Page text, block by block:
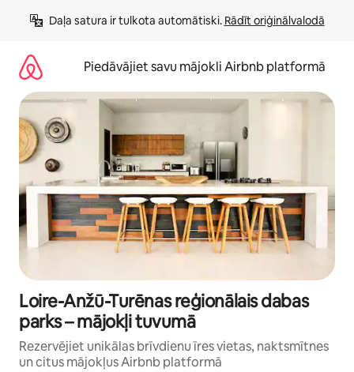
saturu
Daļa satura ir tulkota automātiski. Rādīt oriģinālvalodā
Piedāvājiet savu mājokli Airbnb platformā
Loire-Anžū-Turēnas reģionālais dabas
parks – mājokļi tuvumā
Rezervējiet unikālas brīvdienu īres vietas, naktsmītnes
un citus mājokļus Airbnb platformā